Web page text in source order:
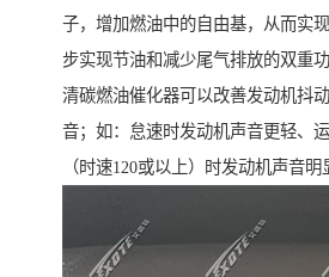
子，增加燃油中的自由基，从而实
步实现节油和减少尾气排放的双重功
清碳燃油催化器可以改善发动机抖
音；如：怠速时发动机声音更轻、
（时速120或以上）时发动机声音明